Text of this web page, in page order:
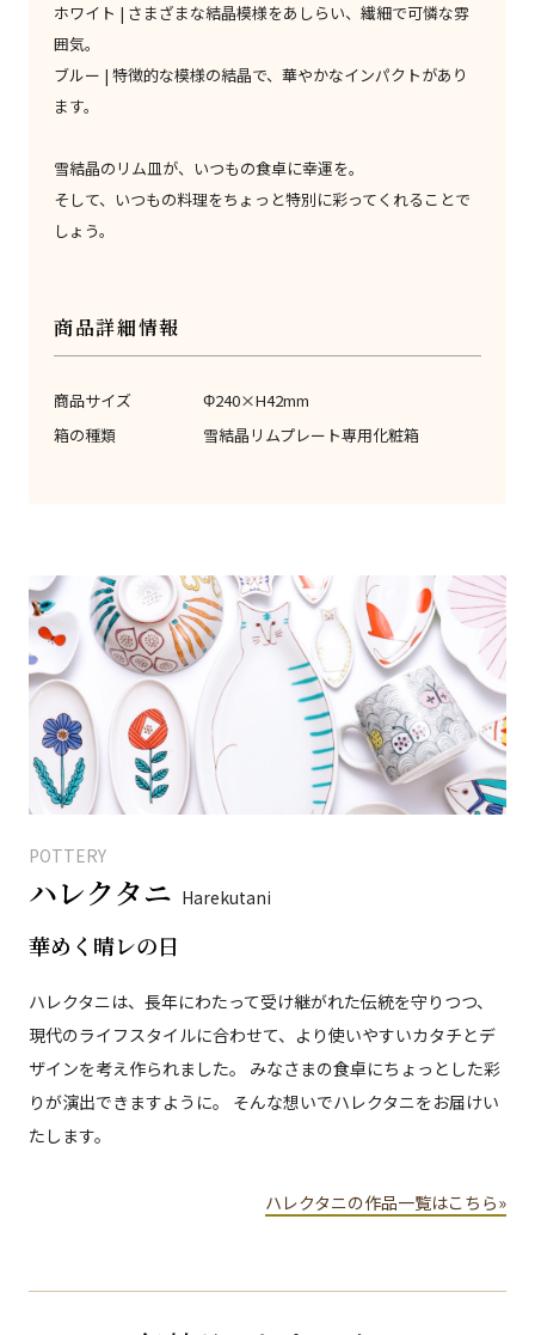
ホワイト | さまざまな結晶模様をあしらい、繊細で可憐な雰
囲気。
ブルー | 特徴的な模様の結晶で、華やかなインパクトがあり
ます。
雪結晶のリム皿が、いつもの食卓に幸運を。
そして、いつもの料理をちょっと特別に彩ってくれることで
しょう。
商品詳細情報
商品サイズ
Φ240×H42mm
箱の種類
雪結晶リムプレート専用化粧箱
POTTERY
ハレクタニ Harekutani
華めく晴レの日
ハレクタニは、長年にわたって受け継がれた伝統を守りつつ、
現代のライフスタイルに合わせて、より使いやすいカタチとデ
ザインを考え作られました。 みなさまの食卓にちょっとした彩
りが演出できますように。 そんな想いでハレクタニをお届けい
たします。
ハレクタニの作品一覧はこちら»